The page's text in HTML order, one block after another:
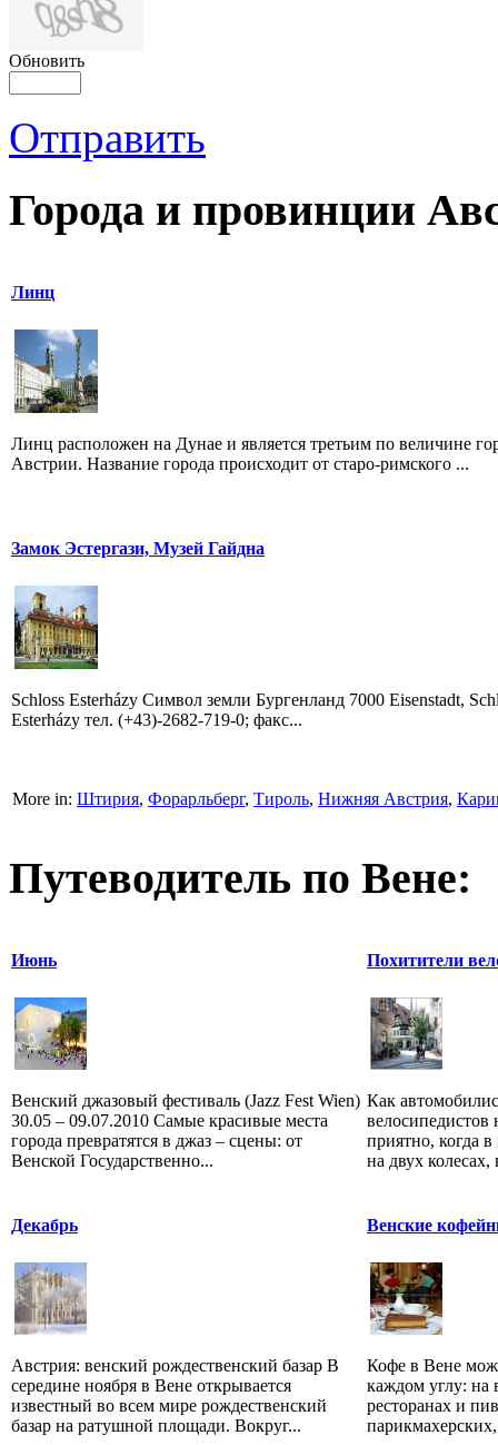
Обновить
Отправить
Города и провинции
Линц
Линц расположен на Дунае и является третьим по величине
Австрии. Название города происходит от старо-римского ...
Замок Эстергази, Музей Гайдна
Schloss Esterházy Символ земли Бургенланд 7000 Eisenstadt,
Esterházy тел. (+43)-2682-719-0; факс...
More in: Штирия, Форарльберг, Тироль, Нижняя Австрия,
Путеводитель по Вене:
Июнь
Венский джазовый фестиваль (Jazz Fest Wien)
30.05 – 09.07.2010 Самые красивые места
города превратятся в джаз – сцены: от
Венской Государственно...
Похитители
Как
приятно, когда
на двух
Декабрь
Австрия: венский рождественский базар В
середине ноября в Вене открывается
известный во всем мире рождественский
базар на ратушной площади. Вокруг...
Венские
Кофе в Вене
каждом углу: на
ресторанах и
парикмахерских,